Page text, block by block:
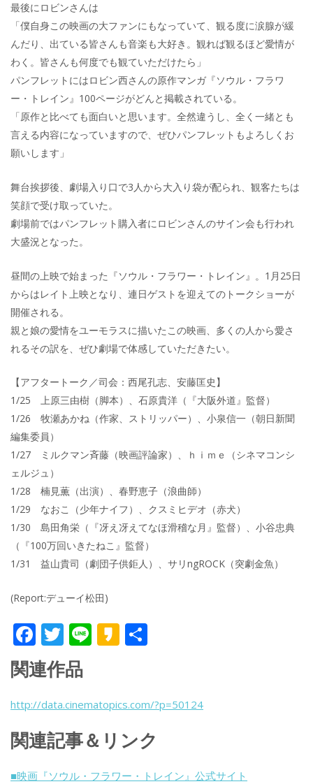
最後にロビンさんは
「僕自身この映画の大ファンにもなっていて、観る度に涙腺が緩
んだり、出ている皆さんも音楽も大好き。観れば観るほど愛情が
わく。皆さんも何度でも観ていただけたら」
パンフレットにはロビン西さんの原作マンガ『ソウル・フラワ
ー・トレイン』100ページがどんと掲載されている。
「原作と比べても面白いと思います。全然違うし、全く一緒とも
言える内容になっていますので、ぜひパンフレットもよろしくお
願いします」
舞台挨拶後、劇場入り口で3人から大入り袋が配られ、観客たちは
笑顔で受け取っていた。
劇場前ではパンフレット購入者にロビンさんのサイン会も行われ
大盛況となった。
昼間の上映で始まった『ソウル・フラワー・トレイン』。1月25日
からはレイト上映となり、連日ゲストを迎えてのトークショーが
開催される。
親と娘の愛情をユーモラスに描いたこの映画、多くの人から愛さ
れるその訳を、ぜひ劇場で体感していただきたい。
【アフタートーク／司会：西尾孔志、安藤匡史】
1/25 上原三由樹（脚本）、石原貴洋（『大阪外道』監督）
1/26 牧瀬あかね（作家、ストリッパー）、小泉信一（朝日新聞
編集委員）
1/27 ミルクマン斉藤（映画評論家）、ｈｉｍｅ（シネマコンシ
ェルジュ）
1/28 楠見薫（出演）、春野恵子（浪曲師）
1/29 なおこ（少年ナイフ）、クスミヒデオ（赤犬）
1/30 島田角栄（『冴え冴えてなほ滑稽な月』監督）、小谷忠典
（『100万回いきたねこ』監督）
1/31 益山貴司（劇団子供鉅人）、サリngROCK（突劇金魚）
(Report:デューイ松田)
F
ac
e
b
o
o
k
T
w
itt
er
Li K
a
関連作品
http://data.cinematopics.com/?p=50124
関連記事＆リンク
■映画『ソウル・フラワー・トレイン』公式サイト